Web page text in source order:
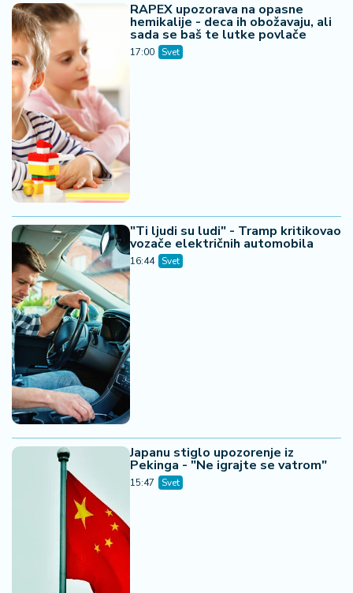
RAPEX upozorava na opasne
hemikalije - deca ih obožavaju, ali
sada se baš te lutke povlače
17:00 Svet
"Ti ljudi su ludi" - Tramp kritikovao
vozače električnih automobila
16:44 Svet
Japanu stiglo upozorenje iz
Pekinga - "Ne igrajte se vatrom"
15:47 Svet